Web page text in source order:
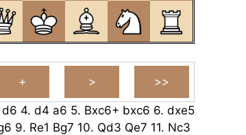
d6 4. d4 a6 5. Bxc6+ bxc6 6. dxe5
9. Re1 Bg7 10. Qd3 Qe7 11. Nc3